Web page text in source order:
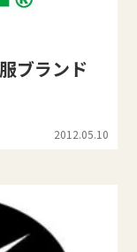
ブランド
2012.05.10